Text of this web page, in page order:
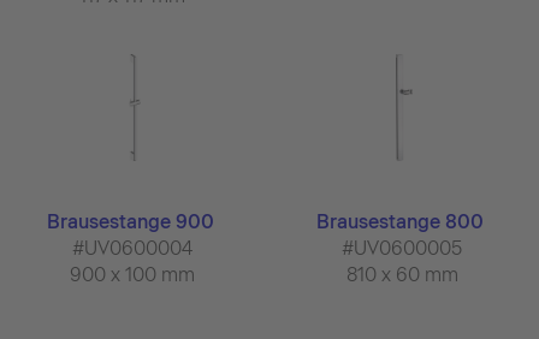
Brausestange 900
#UV0600004
900 x 100 mm
Brausestange 800
#UV0600005
810 x 60 mm